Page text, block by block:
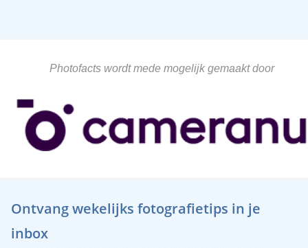
Photofacts wordt mede mogelijk gemaakt door
Ontvang wekelijks fotografietips in je
inbox